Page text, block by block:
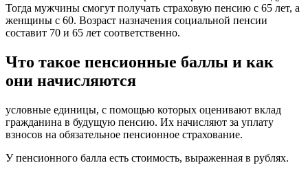
Тогда мужчины смогут получать страховую пенсию с 65 лет, а
женщины с 60. Возраст назначения социальной пенсии
составит 70 и 65 лет соответственно.
Что такое пенсионные баллы и как
они начисляются
условные единицы, с помощью которых оценивают вклад
гражданина в будущую пенсию. Их начисляют за уплату
взносов на обязательное пенсионное страхование.
У пенсионного балла есть стоимость, выраженная в рублях.